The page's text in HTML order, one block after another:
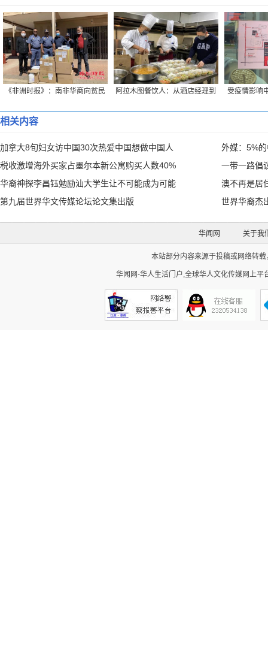
《非洲时报》：南非华商向贫民
阿拉木图餐饮人：从酒店经理到
受疫情影响
相关内容
加拿大8旬妇女访中国30次热爱中国想做中国人
外媒：5%
税收激增海外买家占墨尔本新公寓购买人数40%
一带一路倡
华裔神探李昌钰勉励汕大学生让不可能成为可能
澳不再是居
第九届世界华文传媒论坛论文集出版
世界华裔杰
华闻网 关于我
本站部分内容来源于投稿或网络转
华闻网-华人生活门户,全球华人文化传媒网上